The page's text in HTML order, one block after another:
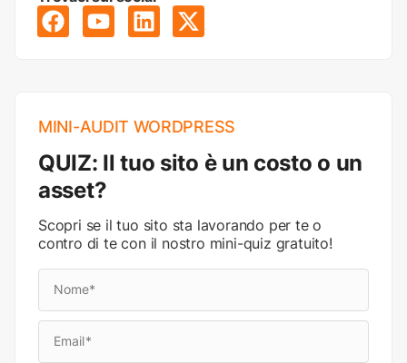
MINI-AUDIT WORDPRESS
QUIZ: Il tuo sito è un costo o un
asset?
Scopri se il tuo sito sta lavorando per te o
contro di te con il nostro mini-quiz gratuito!